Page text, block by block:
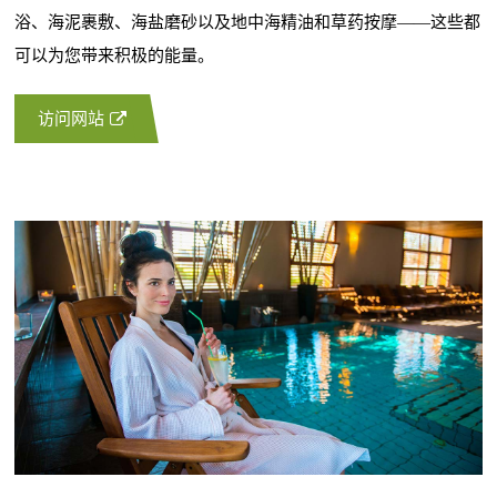
浴、海泥裹敷、海盐磨砂以及地中海精油和草药按摩——这些都
可以为您带来积极的能量。
访问网站